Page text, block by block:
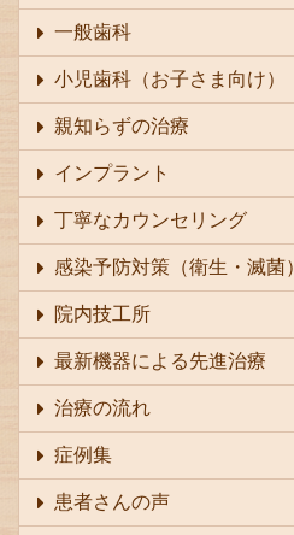
一般歯科
小児歯科（お子さま向け）
親知らずの治療
インプラント
丁寧なカウンセリング
感染予防対策（衛生・滅菌）
院内技工所
最新機器による先進治療
治療の流れ
症例集
患者さんの声